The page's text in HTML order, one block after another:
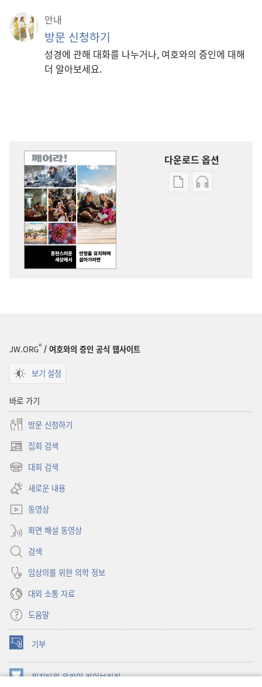
안내
방문 신청하기
성경에 관해 대화를 나누거나, 여호와의 증인에 대해
더 알아보세요.
다운로드 옵션
출판물오디오
JW.ORG® / 여호와의 증인 공식 웹사이트
보기 설정
바로 가기
방문 신청하기
집회 검색
(새로운
창
대회 검색
(새로운
창
열기)
새로운 내용
동영상
화면 해설 동영상
검색
임상의를 위한 의학 정보
대외 소통 자료
도움말
기부
(새로운
창
열기) 워치타워 온라인 라이브러리